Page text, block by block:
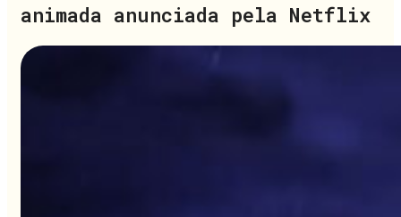
animada anunciada pela Netflix